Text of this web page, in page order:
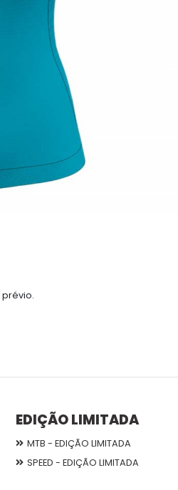
EDIÇÃO LIMITADA
MTB - EDIÇÃO LIMITADA
SPEED - EDIÇÃO LIMITADA